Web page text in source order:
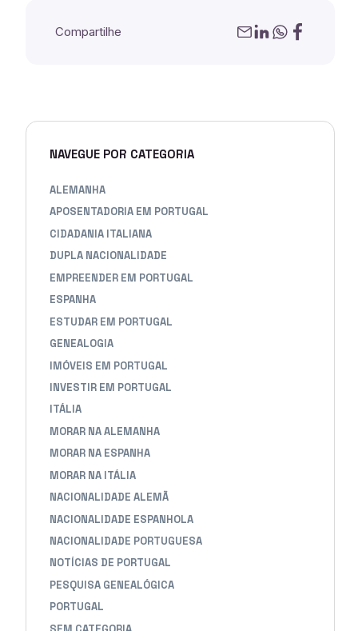
Compartilhe
NAVEGUE POR CATEGORIA
ALEMANHA
APOSENTADORIA EM PORTUGAL
CIDADANIA ITALIANA
DUPLA NACIONALIDADE
EMPREENDER EM PORTUGAL
ESPANHA
ESTUDAR EM PORTUGAL
GENEALOGIA
IMÓVEIS EM PORTUGAL
INVESTIR EM PORTUGAL
ITÁLIA
MORAR NA ALEMANHA
MORAR NA ESPANHA
MORAR NA ITÁLIA
NACIONALIDADE ALEMÃ
NACIONALIDADE ESPANHOLA
NACIONALIDADE PORTUGUESA
NOTÍCIAS DE PORTUGAL
PESQUISA GENEALÓGICA
PORTUGAL